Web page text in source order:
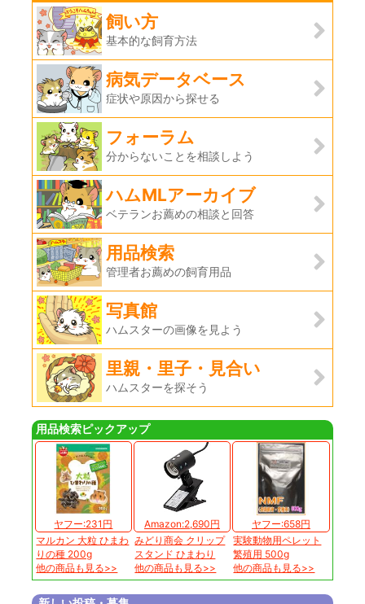
飼い方
基本的な飼育方法
病気データベース
症状や原因から探せる
フォーラム
分からないことを相談しよう
ハムMLアーカイブ
ベテランお薦めの相談と回答
用品検索
管理者お薦めの飼育用品
写真館
ハムスターの画像を見よう
里親・里子・見合い
ハムスターを探そう
用品検索ピックアップ
ヤフー:231円
マルカン 大粒 ひまわ
りの種 200g
他の商品も見る>>
Amazon:2,690円
みどり商会 クリップ
スタンド ひまわり
他の商品も見る>>
ヤフー:658円
実験動物用ペレット
繁殖用 500g
他の商品も見る>>